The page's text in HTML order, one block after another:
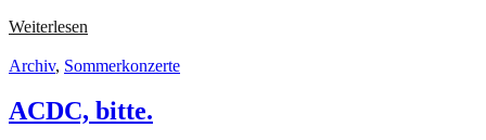
Weiterlesen
Liam
und
Heuer
Archiv, Sommerkonzerte
ACDC, bitte.